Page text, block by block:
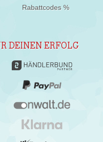
Rabattcodes %
DEINEN ERFOLG